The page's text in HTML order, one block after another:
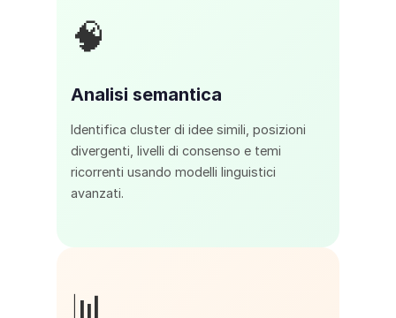
🧠
Analisi semantica
Identifica cluster di idee simili, posizioni
divergenti, livelli di consenso e temi
ricorrenti usando modelli linguistici
avanzati.
📊